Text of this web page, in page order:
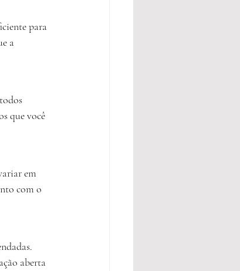
para
a
que você
em
com o
aberta